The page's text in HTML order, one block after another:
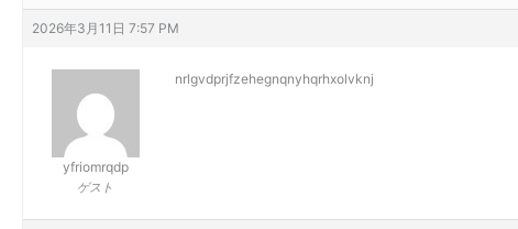
2026年3月11日 7:57 PM
yfriomrqdp
ゲスト
nrlgvdprjfzehegnqnyhqrhxolvknj